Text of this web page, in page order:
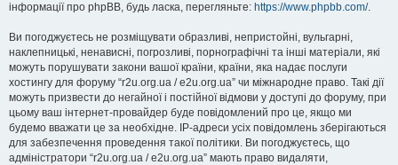
інформації про phpBB, будь ласка, перегляньте: https://www.phpbb.com/.
Ви погоджуєтесь не розміщувати образливі, непристойні, вульгарні,
наклепницькі, ненависні, погрозливі, порнографічні та інші матеріали, які
можуть порушувати закони вашої країни, країни, яка надає послуги
хостингу для форуму “r2u.org.ua / e2u.org.ua” чи міжнародне право. Такі дії
можуть призвести до негайної і постійної відмови у доступі до форуму, при
цьому ваш інтернет-провайдер буде повідомлений про це, якщо ми
будемо вважати це за необхідне. IP-адреси усіх повідомлень зберігаються
для забезпечення проведення такої політики. Ви погоджуєтесь, що
адміністратори “r2u.org.ua / e2u.org.ua” мають право видаляти,